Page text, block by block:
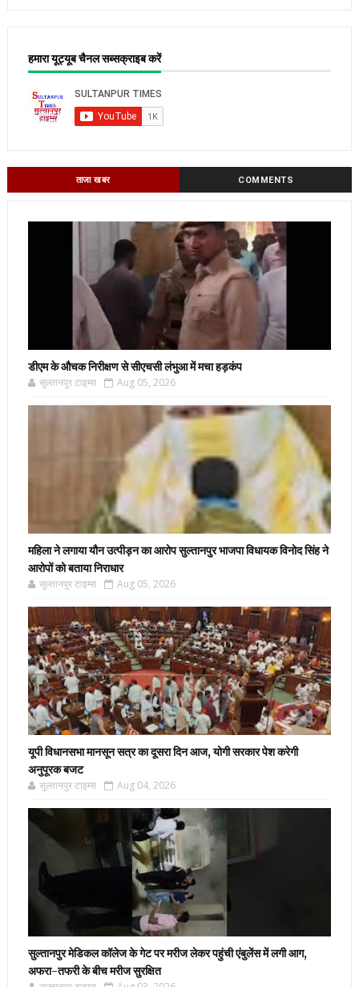
हमारा यूट्यूब चैनल सब्सक्राइब करें
ताजा खबर COMMENTS
डीएम के औचक निरीक्षण से सीएचसी लंभुआ में मचा हड़कंप
सुल्तानपुर टाइम्स Aug 05, 2026
महिला ने लगाया यौन उत्पीड़न का आरोप सुल्तानपुर भाजपा विधायक विनोद सिंह ने
आरोपों को बताया निराधार
सुल्तानपुर टाइम्स Aug 05, 2026
यूपी विधानसभा मानसून सत्र का दूसरा दिन आज, योगी सरकार पेश करेगी
अनुपूरक बजट
सुल्तानपुर टाइम्स Aug 04, 2026
सुल्तानपुर मेडिकल कॉलेज के गेट पर मरीज लेकर पहुंची एंबुलेंस में लगी आग,
अफरा-तफरी के बीच मरीज सुरक्षित